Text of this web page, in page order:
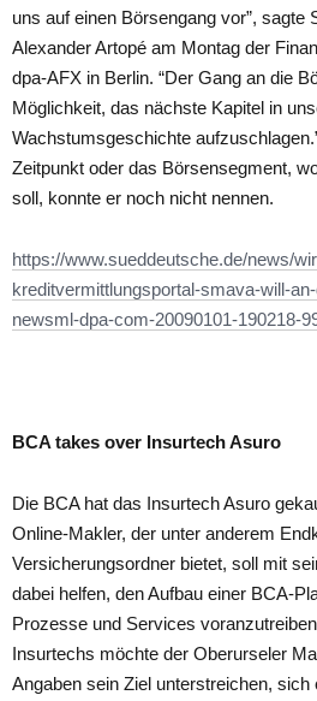
uns auf einen Börsengang vor”,
Alexander Artopé am Montag der
dpa-AFX in Berlin. “Der Gang an die
Möglichkeit, das nächste Kapitel in
Wachstumsgeschichte
Zeitpunkt oder das Börsensegment,
soll, konnte er noch nicht nennen.
https://www.sueddeutsche.de/news/
kreditvermittlungsportal-smava-will-
newsml-dpa-com-20090101-190218-
BCA takes over Insurtech Asuro
Die BCA hat das Insurtech Asuro
Online-Makler, der unter anderem
Versicherungsordner bietet, soll mit
dabei helfen, den Aufbau einer BCA-
Prozesse und Services
Insurtechs möchte der Oberurseler
Angaben sein Ziel unterstreichen, sich